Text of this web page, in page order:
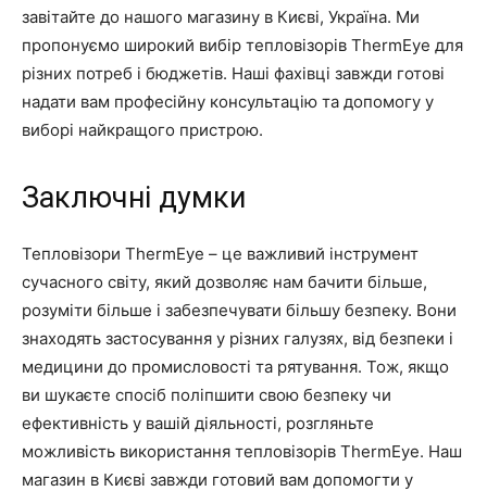
завітайте до нашого магазину в Києві, Україна. Ми
пропонуємо широкий вибір тепловізорів ThermEye для
різних потреб і бюджетів. Наші фахівці завжди готові
надати вам професійну консультацію та допомогу у
виборі найкращого пристрою.
Заключні думки
Тепловізори ThermEye – це важливий інструмент
сучасного світу, який дозволяє нам бачити більше,
розуміти більше і забезпечувати більшу безпеку. Вони
знаходять застосування у різних галузях, від безпеки і
медицини до промисловості та рятування. Тож, якщо
ви шукаєте спосіб поліпшити свою безпеку чи
ефективність у вашій діяльності, розгляньте
можливість використання тепловізорів ThermEye. Наш
магазин в Києві завжди готовий вам допомогти у